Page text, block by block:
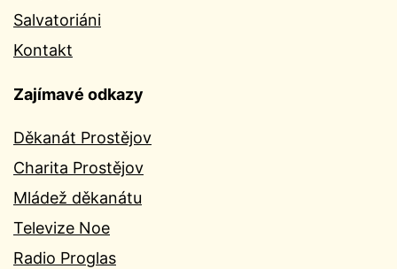
Salvatoriáni
Kontakt
Zajímavé odkazy
Děkanát Prostějov
Charita Prostějov
Mládež děkanátu
Televize Noe
Radio Proglas